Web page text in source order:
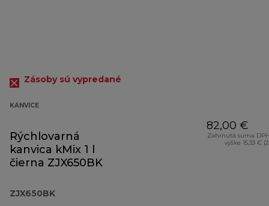
Zásoby sú vypredané
KANVICE
Rýchlovarná
kanvica kMix 1 l
čierna ZJX650BK
ZJX650BK
82,00 €
Zahrnutá suma
výške 15,33 €